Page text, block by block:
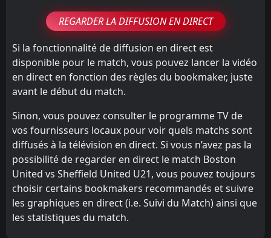
REGARDER LA DIFFUSION EN DIRECT
Si la fonctionnalité de diffusion en direct est
disponible pour le match, vous pouvez lancer la vidéo
en direct en fonction des règles du bookmaker, juste
avant le début du match.
Sinon, vous pouvez consulter le programme TV de
vos fournisseurs locaux pour voir quels matchs sont
diffusés à la télévision en direct. Si vous n’avez pas la
possibilité de regarder en direct le match Boston
United vs Sheffield United U21, vous pouvez toujours
choisir certains bookmakers recommandés et suivre
les graphiques en direct (i.e. Suivi du Match) ainsi que
les statistiques du match.